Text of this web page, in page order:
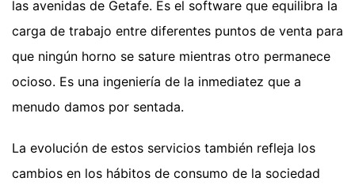
las avenidas de Getafe. Es el software que equilibra la
carga de trabajo entre diferentes puntos de venta para
que ningún horno se sature mientras otro permanece
ocioso. Es una ingeniería de la inmediatez que a
menudo damos por sentada.
La evolución de estos servicios también refleja los
cambios en los hábitos de consumo de la sociedad